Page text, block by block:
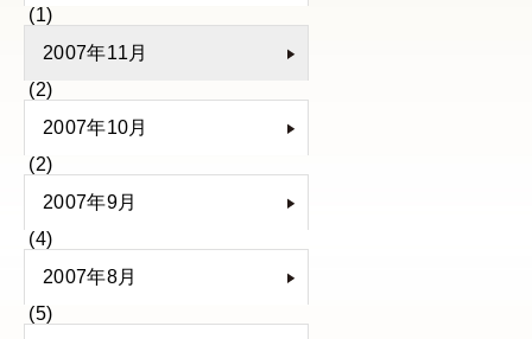
(1)
2007年11月
(2)
2007年10月
(2)
2007年9月
(4)
2007年8月
(5)